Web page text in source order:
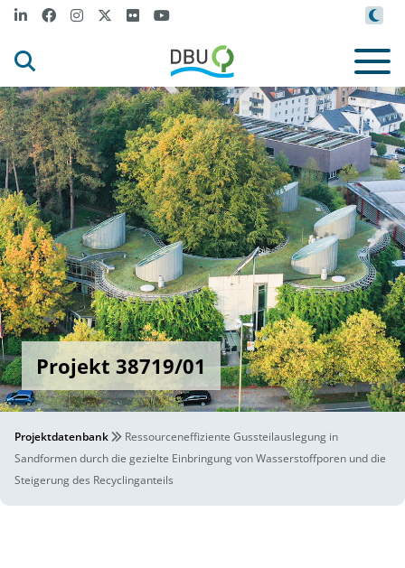
Projekt 38719/01
Projektdatenbank
Ressourceneffiziente Gussteilauslegung in
Sandformen durch die gezielte Einbringung von Wasserstoffporen und die
Steigerung des Recyclinganteils